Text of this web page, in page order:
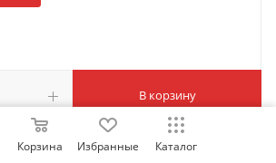
В корзину
Корзина Избранные Каталог